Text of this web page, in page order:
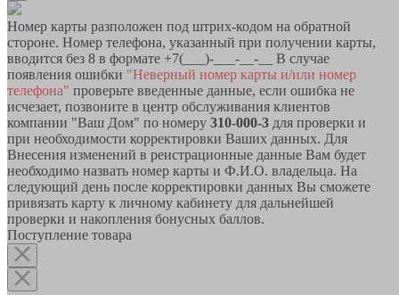
Номер карты разположен под штрих-кодом на обратной
стороне. Номер телефона, указанный при получении карты,
вводится без 8 в формате +7(___)-___-__-__ В случае
появления ошибки "Неверный номер карты и/или номер
телефона" проверьте введенные данные, если ошибка не
исчезает, позвоните в центр обслуживания клиентов
компании "Ваш Дом" по номеру 310-000-3 для проверки и
при необходимости корректировки Ваших данных. Для
Внесения изменений в реистрационные данные Вам будет
необходимо назвать номер карты и Ф.И.О. владельца. На
следующий день после корректировки данных Вы сможете
привязать карту к личному кабинету для дальнейшей
проверки и накопления бонусных баллов.
Поступление товара